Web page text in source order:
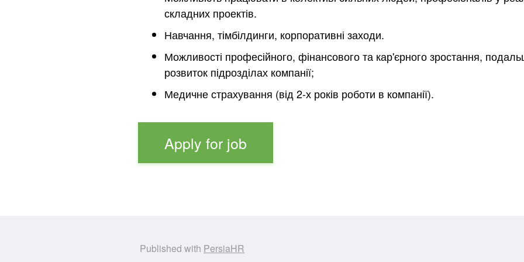
складних проектів.
Навчання, тімбілдинги, корпоративні заходи.
Можливості професійного, фінансового та кар'єрного зростання,
розвиток підрозділах компанії;
Медичне страхування (від 2-х років роботи в компанії).
Apply for job
Published with PersiaHR